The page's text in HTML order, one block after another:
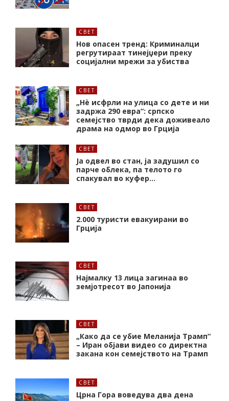
СВЕТ
Нов опасен тренд: Криминалци
регрутираат тинејџери преку
социјални мрежи за убиства
СВЕТ
„Нѐ исфрли на улица со дете и ни
задржа 290 евра“: српско
семејство тврди дека доживеало
драма на одмор во Грција
СВЕТ
Ја одвел во стан, ја задушил со
парче облека, па телото го
спакувал во куфер…
СВЕТ
2.000 туристи евакуирани во
Грција
СВЕТ
Најмалку 13 лица загинаа во
земјотресот во Јапонија
СВЕТ
„Како да се убие Меланија Трамп“
– Иран објави видео со директна
закана кон семејството на Трамп
СВЕТ
Црна Гора воведува два дена